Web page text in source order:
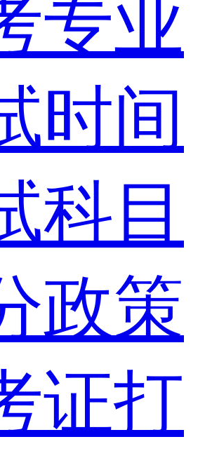
专业
时间
科目
政策
证打